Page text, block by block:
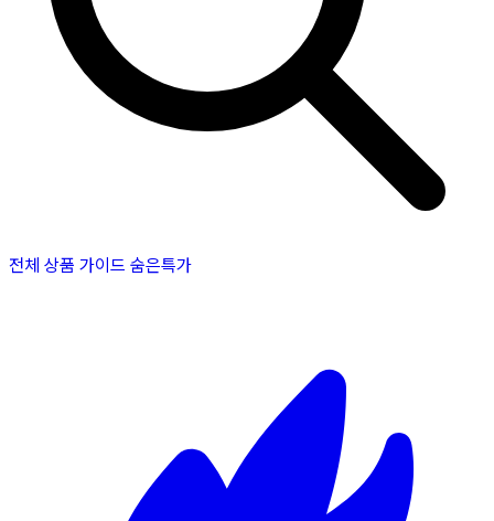
전체 상품 가이드 숨은특가